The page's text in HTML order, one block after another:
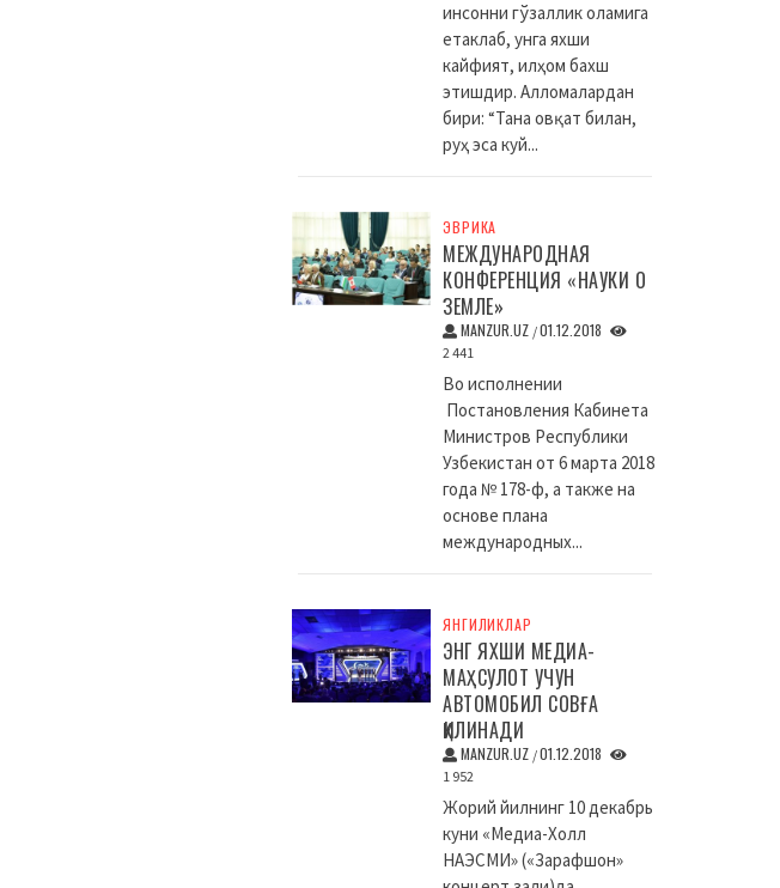
инсонни гўзаллик оламига
етаклаб, унга яхши
кайфият, илҳом бахш
этишдир. Алломалардан
бири: “Тана овқат билан,
руҳ эса куй...
ЭВРИКА
МЕЖДУНАРОДНАЯ
КОНФЕРЕНЦИЯ «НАУКИ О
ЗЕМЛЕ»
MANZUR.UZ /01.12.2018
2 441
Во исполнении
Постановления Кабинета
Министров Республики
Узбекистан от 6 марта 2018
года № 178-ф, а также на
основе плана
международных...
ЯНГИЛИКЛАР
ЭНГ ЯХШИ МЕДИА-
МАҲСУЛОТ УЧУН
АВТОМОБИЛ СОВҒА
ҚИЛИНАДИ
MANZUR.UZ /01.12.2018
1 952
Жорий йилнинг 10 декабрь
куни «Медиа-Холл
НАЭСМИ» («Зарафшон»